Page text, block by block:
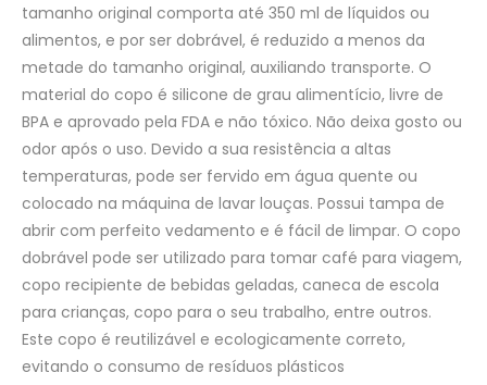
tamanho original comporta até 350 ml de líquidos ou
alimentos, e por ser dobrável, é reduzido a menos da
metade do tamanho original, auxiliando transporte. O
material do copo é silicone de grau alimentício, livre de
BPA e aprovado pela FDA e não tóxico. Não deixa gosto ou
odor após o uso. Devido a sua resistência a altas
temperaturas, pode ser fervido em água quente ou
colocado na máquina de lavar louças. Possui tampa de
abrir com perfeito vedamento e é fácil de limpar. O copo
dobrável pode ser utilizado para tomar café para viagem,
copo recipiente de bebidas geladas, caneca de escola
para crianças, copo para o seu trabalho, entre outros.
Este copo é reutilizável e ecologicamente correto,
evitando o consumo de resíduos plásticos